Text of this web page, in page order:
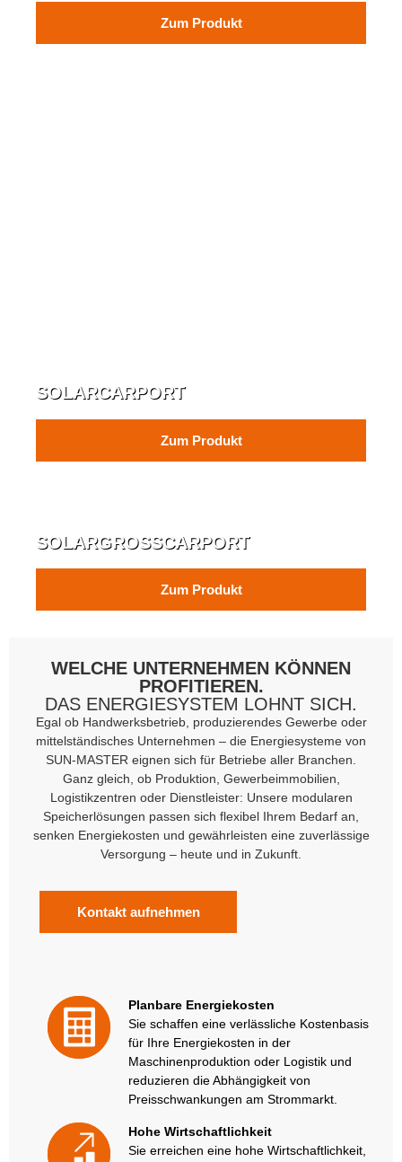
Zum Produkt
SOLARCARPORT
Zum Produkt
SOLARGROSSCARPORT
Zum Produkt
WELCHE UNTERNEHMEN KÖNNEN
PROFITIEREN.
DAS ENERGIESYSTEM LOHNT SICH.
Egal ob Handwerksbetrieb, produzierendes Gewerbe oder
mittelständisches Unternehmen – die Energiesysteme von
SUN-MASTER eignen sich für Betriebe aller Branchen.
Ganz gleich, ob Produktion, Gewerbeimmobilien,
Logistikzentren oder Dienstleister: Unsere modularen
Speicherlösungen passen sich flexibel Ihrem Bedarf an,
senken Energiekosten und gewährleisten eine zuverlässige
Versorgung – heute und in Zukunft.
Kontakt aufnehmen
Planbare Energiekosten
Sie schaffen eine verlässliche Kostenbasis
für Ihre Energiekosten in der
Maschinenproduktion oder Logistik und
reduzieren die Abhängigkeit von
Preisschwankungen am Strommarkt.
Hohe Wirtschaftlichkeit
Sie erreichen eine hohe Wirtschaftlichkeit,